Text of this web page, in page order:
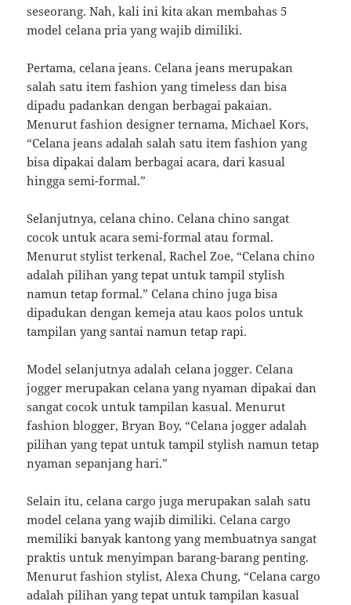
seseorang. Nah, kali ini kita akan membahas 5
model celana pria yang wajib dimiliki.
Pertama, celana jeans. Celana jeans merupakan
salah satu item fashion yang timeless dan bisa
dipadu padankan dengan berbagai pakaian.
Menurut fashion designer ternama, Michael Kors,
“Celana jeans adalah salah satu item fashion yang
bisa dipakai dalam berbagai acara, dari kasual
hingga semi-formal.”
Selanjutnya, celana chino. Celana chino sangat
cocok untuk acara semi-formal atau formal.
Menurut stylist terkenal, Rachel Zoe, “Celana chino
adalah pilihan yang tepat untuk tampil stylish
namun tetap formal.” Celana chino juga bisa
dipadukan dengan kemeja atau kaos polos untuk
tampilan yang santai namun tetap rapi.
Model selanjutnya adalah celana jogger. Celana
jogger merupakan celana yang nyaman dipakai dan
sangat cocok untuk tampilan kasual. Menurut
fashion blogger, Bryan Boy, “Celana jogger adalah
pilihan yang tepat untuk tampil stylish namun tetap
nyaman sepanjang hari.”
Selain itu, celana cargo juga merupakan salah satu
model celana yang wajib dimiliki. Celana cargo
memiliki banyak kantong yang membuatnya sangat
praktis untuk menyimpan barang-barang penting.
Menurut fashion stylist, Alexa Chung, “Celana cargo
adalah pilihan yang tepat untuk tampilan kasual